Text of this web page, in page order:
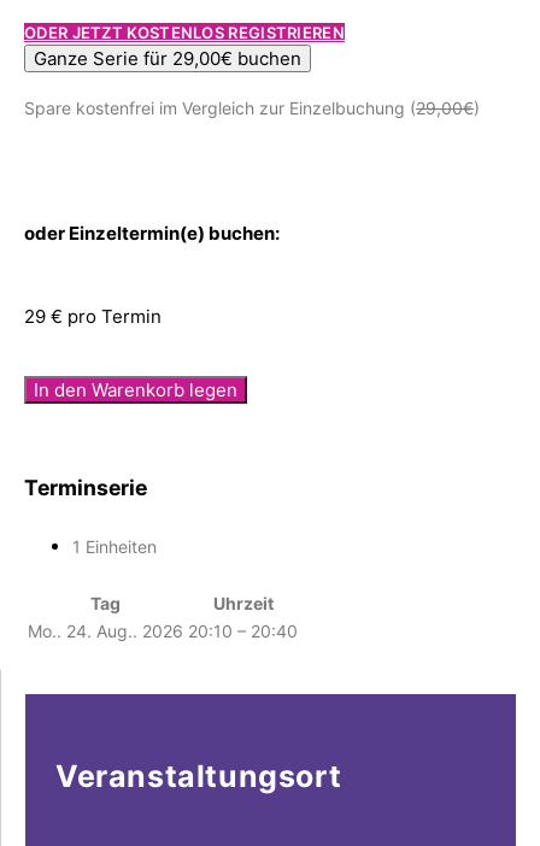
ODER JETZT KOSTENLOS REGISTRIEREN
Ganze Serie für 29,00€ buchen
Spare kostenfrei im Vergleich zur Einzelbuchung (29,00€)
oder Einzeltermin(e) buchen:
29 € pro Termin
In den Warenkorb legen
Terminserie
1 Einheiten
Tag
Uhrzeit
Mo.. 24. Aug.. 2026 20:10 – 20:40
Veranstaltungsort